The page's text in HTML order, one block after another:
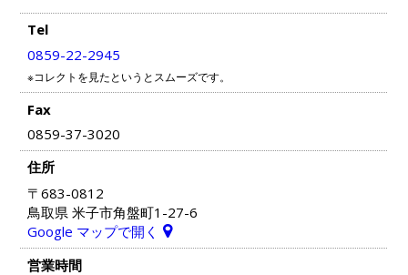
Tel
0859-22-2945
※コレクトを見たというとスムーズです。
Fax
0859-37-3020
住所
〒683-0812
鳥取県 米子市角盤町1-27-6
Google マップで開く
営業時間